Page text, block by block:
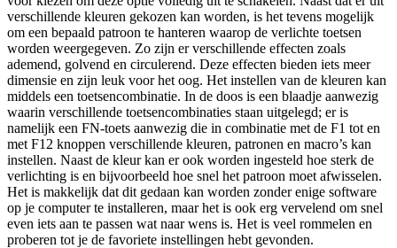
verschillende kleuren gekozen kan worden, is het tevens mogelijk
om een bepaald patroon te hanteren waarop de verlichte toetsen
worden weergegeven. Zo zijn er verschillende effecten zoals
ademend, golvend en circulerend. Deze effecten bieden iets meer
dimensie en zijn leuk voor het oog. Het instellen van de kleuren kan
middels een toetsencombinatie. In de doos is een blaadje aanwezig
waarin verschillende toetsencombinaties staan uitgelegd; er is
namelijk een FN-toets aanwezig die in combinatie met de F1 tot en
met F12 knoppen verschillende kleuren, patronen en macro’s kan
instellen. Naast de kleur kan er ook worden ingesteld hoe sterk de
verlichting is en bijvoorbeeld hoe snel het patroon moet afwisselen.
Het is makkelijk dat dit gedaan kan worden zonder enige software
op je computer te installeren, maar het is ook erg vervelend om snel
even iets aan te passen wat naar wens is. Het is veel rommelen en
proberen tot je de favoriete instellingen hebt gevonden.